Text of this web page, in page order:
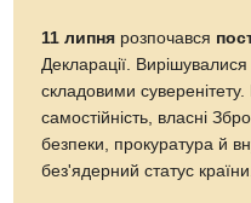
11 липня розпочався
Декларації.
складовими
самостійність, власні
безпеки, прокуратура й
без'ядерний статус країни.